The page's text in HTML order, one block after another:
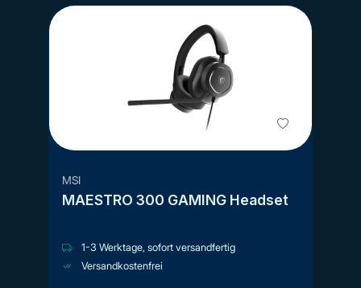
MSI
MAESTRO 300 GAMING Headset
1-3 Werktage, sofort versandfertig
Versandkostenfrei